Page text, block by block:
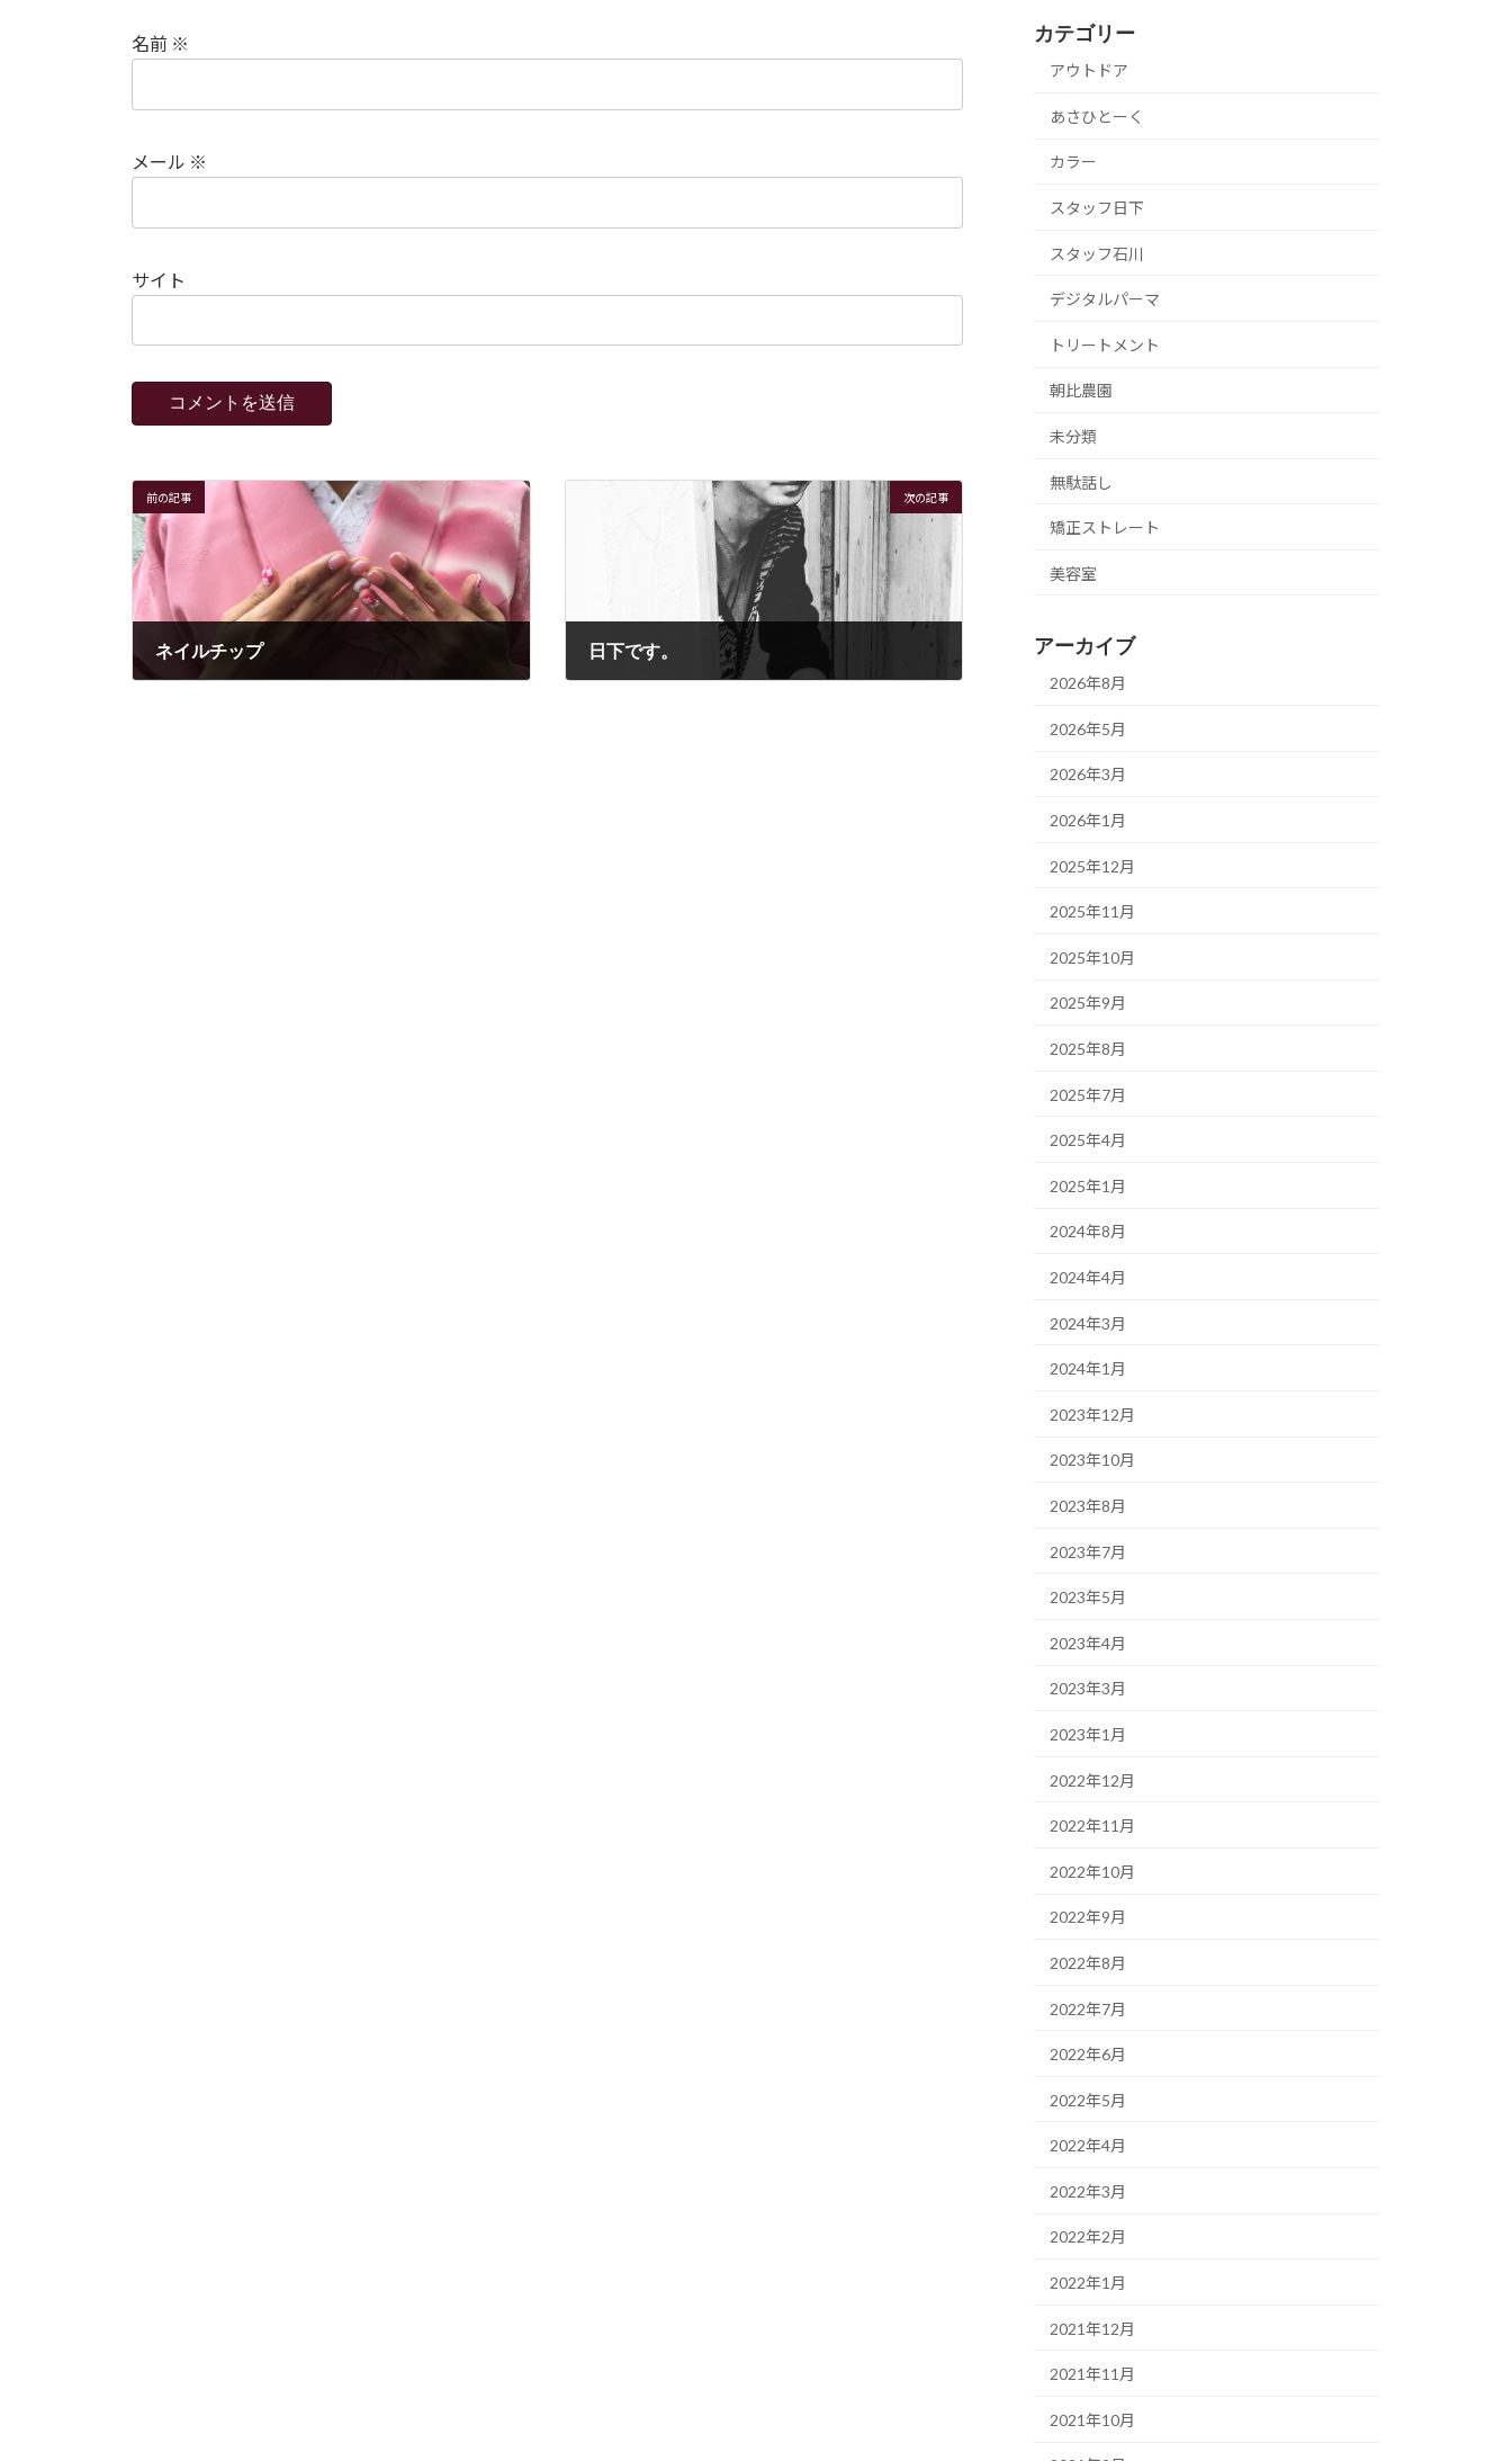
名前 ※
メール ※
サイト
前の記事
ネイルチップ
次の記事
日下です。
カテゴリー
アウトドア
あさひとーく
カラー
スタッフ日下
スタッフ石川
デジタルパーマ
トリートメント
朝比農園
未分類
無駄話し
矯正ストレート
美容室
アーカイブ
2026年8月
2026年5月
2026年3月
2026年1月
2025年12月
2025年11月
2025年10月
2025年9月
2025年8月
2025年7月
2025年4月
2025年1月
2024年8月
2024年4月
2024年3月
2024年1月
2023年12月
2023年10月
2023年8月
2023年7月
2023年5月
2023年4月
2023年3月
2023年1月
2022年12月
2022年11月
2022年10月
2022年9月
2022年8月
2022年7月
2022年6月
2022年5月
2022年4月
2022年3月
2022年2月
2022年1月
2021年12月
2021年11月
2021年10月